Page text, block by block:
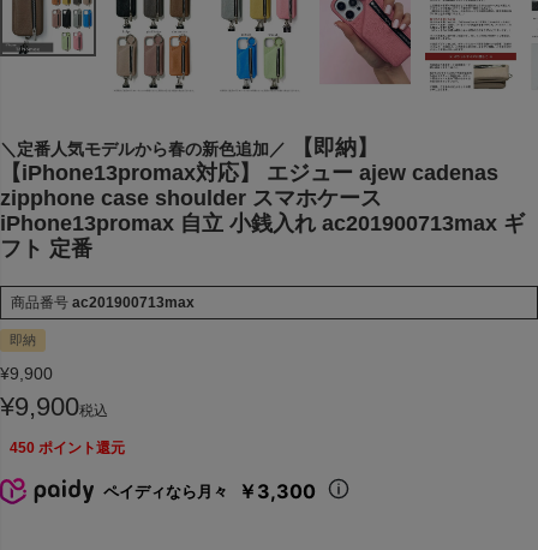
＼定番人気モデルから春の新色追加／
【即納】
【iPhone13promax対応】 エジュー ajew cadenas
zipphone case shoulder スマホケース
iPhone13promax 自立 小銭入れ ac201900713max ギ
フト 定番
商品番号 ac201900713max
即納
¥9,900
¥9,900税込
450 ポイント還元
ペイディなら月々 ￥3,300